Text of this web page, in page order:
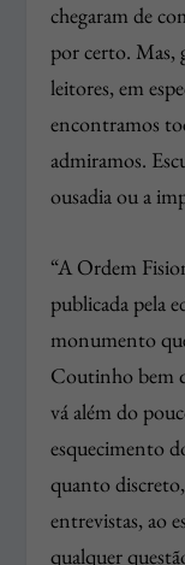
chegaram de
por certo. Mas,
leitores, em
encontramos
admiramos.
ousadia ou a
“A Ordem
publicada pela
monumento
Coutinho bem
vá além do
esquecimento
quanto
entrevistas, ao
qualquer